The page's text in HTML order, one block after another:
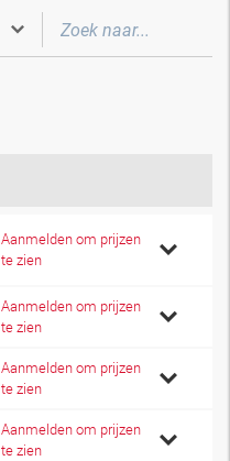
Aanmelden om prijzen
te zien
Aanmelden om prijzen
te zien
Aanmelden om prijzen
te zien
Aanmelden om prijzen
te zien